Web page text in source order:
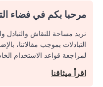
مرحبا بكم في فضاء
نريد مساحة للنقاش
التبادلات بموجب مقالاتنا،
لمراجعة قواعد الاستخدام
اقرأ ميثاقنا